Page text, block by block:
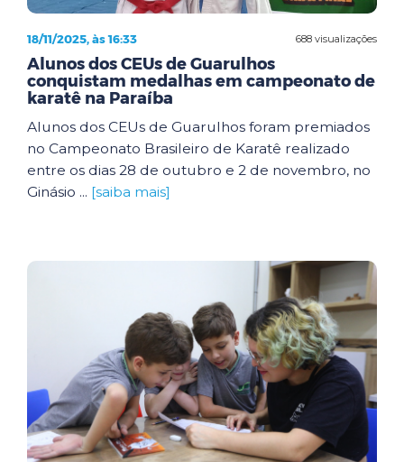
688 visualizações
18/11/2025, às 16:33
Alunos dos CEUs de Guarulhos
conquistam medalhas em campeonato de
karatê na Paraíba
Alunos dos CEUs de Guarulhos foram premiados
no Campeonato Brasileiro de Karatê realizado
entre os dias 28 de outubro e 2 de novembro, no
Ginásio ... [saiba mais]